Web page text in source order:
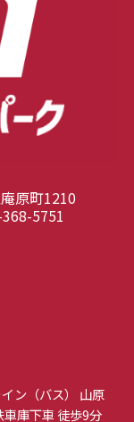
原町1210
5751
ン（バス） 山原
庫下車 徒歩9分